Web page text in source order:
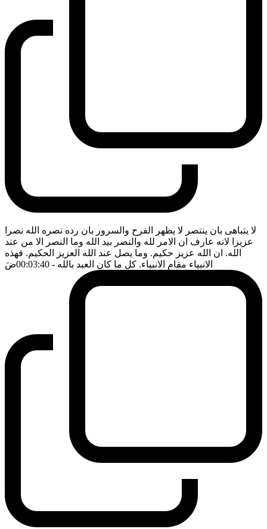
لا يتباهى بان ينتصر لا يظهر الفرح والسرور بان رده نصره الله نصرا
عزيزا لانه عارف ان الامر لله والنصر بيد الله وما النصر الا من عند
الله. ان الله عزيز حكيم. وما يصل عند الله العزيز الحكيم. فهذه
الانبياء مقام الانبياء. كل ما كان العبد بالله - 00:03:40 ضَ